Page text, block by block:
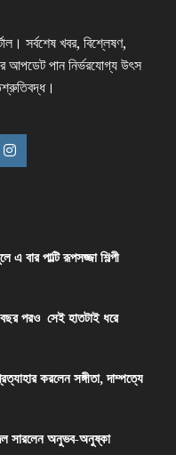
সর্বশেষ খবর, বিশ্লেষণ,
আপডেট পান নির্ভরযোগ্য উৎস
এ বার পাল্টি রূপসজ্জা শিল্পী
বছর পরও সেই হাতটাই ধরে
করলেন সঙ্গীতা, দাম্পত্যে
সারলেন অনুভব-অনুষ্কা